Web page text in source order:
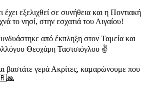
εξελιχθεί σε συνήθεια και η Ποντιακή
το νησί, στην εσχατιά του Αιγαίου!
από έκπληξη στον Ταμεία και
Θεοχάρη Ταστσιόγλου ✌️
βαστάτε γερά Ακρίτες, καμαρώνουμε που